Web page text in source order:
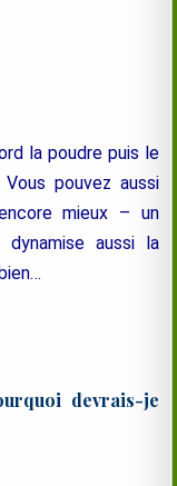
la poudre puis le
pouvez aussi
mieux – un
aussi la
devrais-je